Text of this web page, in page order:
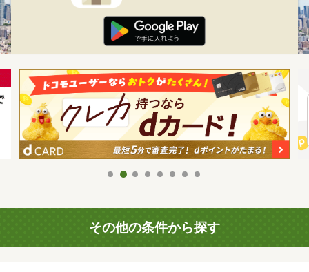
その他の条件から探す